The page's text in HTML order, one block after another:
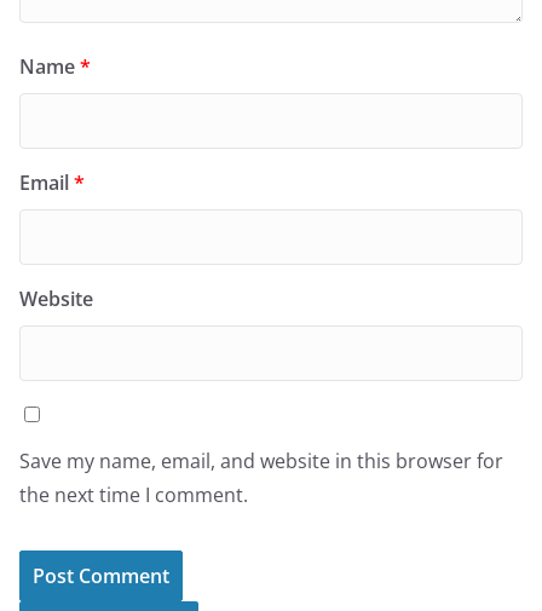
Name*
Email*
Website
Save my name, email, and website in this browser for
the next time I comment.